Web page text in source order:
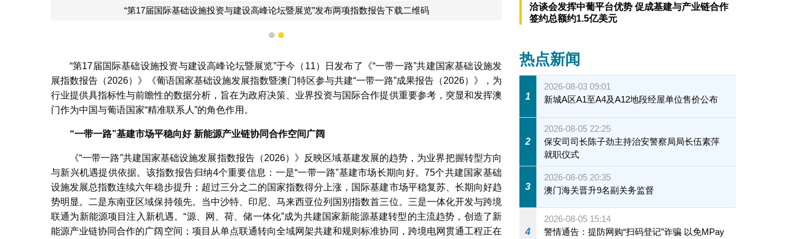
“第17届国际基础设施投资与建设高峰论坛暨展览”发布两项指数报告下载二维码
1 2
“第17届国际基础设施投资与建设高峰论坛暨展览”于今（11）日发布了《“一带一路”共建国家基础设施发
展指数报告（2026）》《葡语国家基础设施发展指数暨澳门特区参与共建“一带一路”成果报告（2026）》，为
行业提供具指标性与前瞻性的数据分析，旨在为政府决策、业界投资与国际合作提供重要参考，突显和发挥澳
门作为中国与葡语国家“精准联系人”的角色作用。
“一带一路”基建市场平稳向好 新能源产业链协同合作空间广阔
《“一带一路”共建国家基础设施发展指数报告（2026）》反映区域基建发展的趋势，为业界把握转型方向
与新兴机遇提供依据。该指数报告归纳4个重要信息：一是“一带一路”基建市场长期向好。75个共建国家基础
设施发展总指数连续六年稳步提升；超过三分之二的国家指数得分上涨，国际基建市场平稳复苏、长期向好趋
势明显。二是东南亚区域保持领先。当中沙特、印尼、马来西亚位列国别指数首三位。三是一体化开发与跨境
联通为新能源项目注入新机遇。“源、网、荷、储一体化”成为共建国家新能源基建转型的主流趋势，创造了新
能源产业链协同合作的广阔空间；项目从单点联通转向全域网架共建和规则标准协同，跨境电网贯通工程正在
洽谈会发挥中葡平台优势 促成基建与产业链合作
签约总额约1.5亿美元
热点新闻
1
2026-08-03 09:01
新城A区A1至A4及A12地段经屋单位售价公布
2
2026-08-05 22:25
保安司司长陈子劲主持治安警察局局长伍素萍
就职仪式
3
2026-08-05 20:35
澳门海关晋升9名副关务监督
4
2026-08-05 15:14
警情通告：提防网购“扫码登记”诈骗 以免MPay